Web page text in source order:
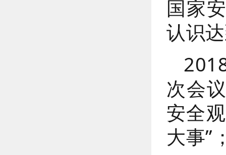
国家
认识
次会
安全
大事”